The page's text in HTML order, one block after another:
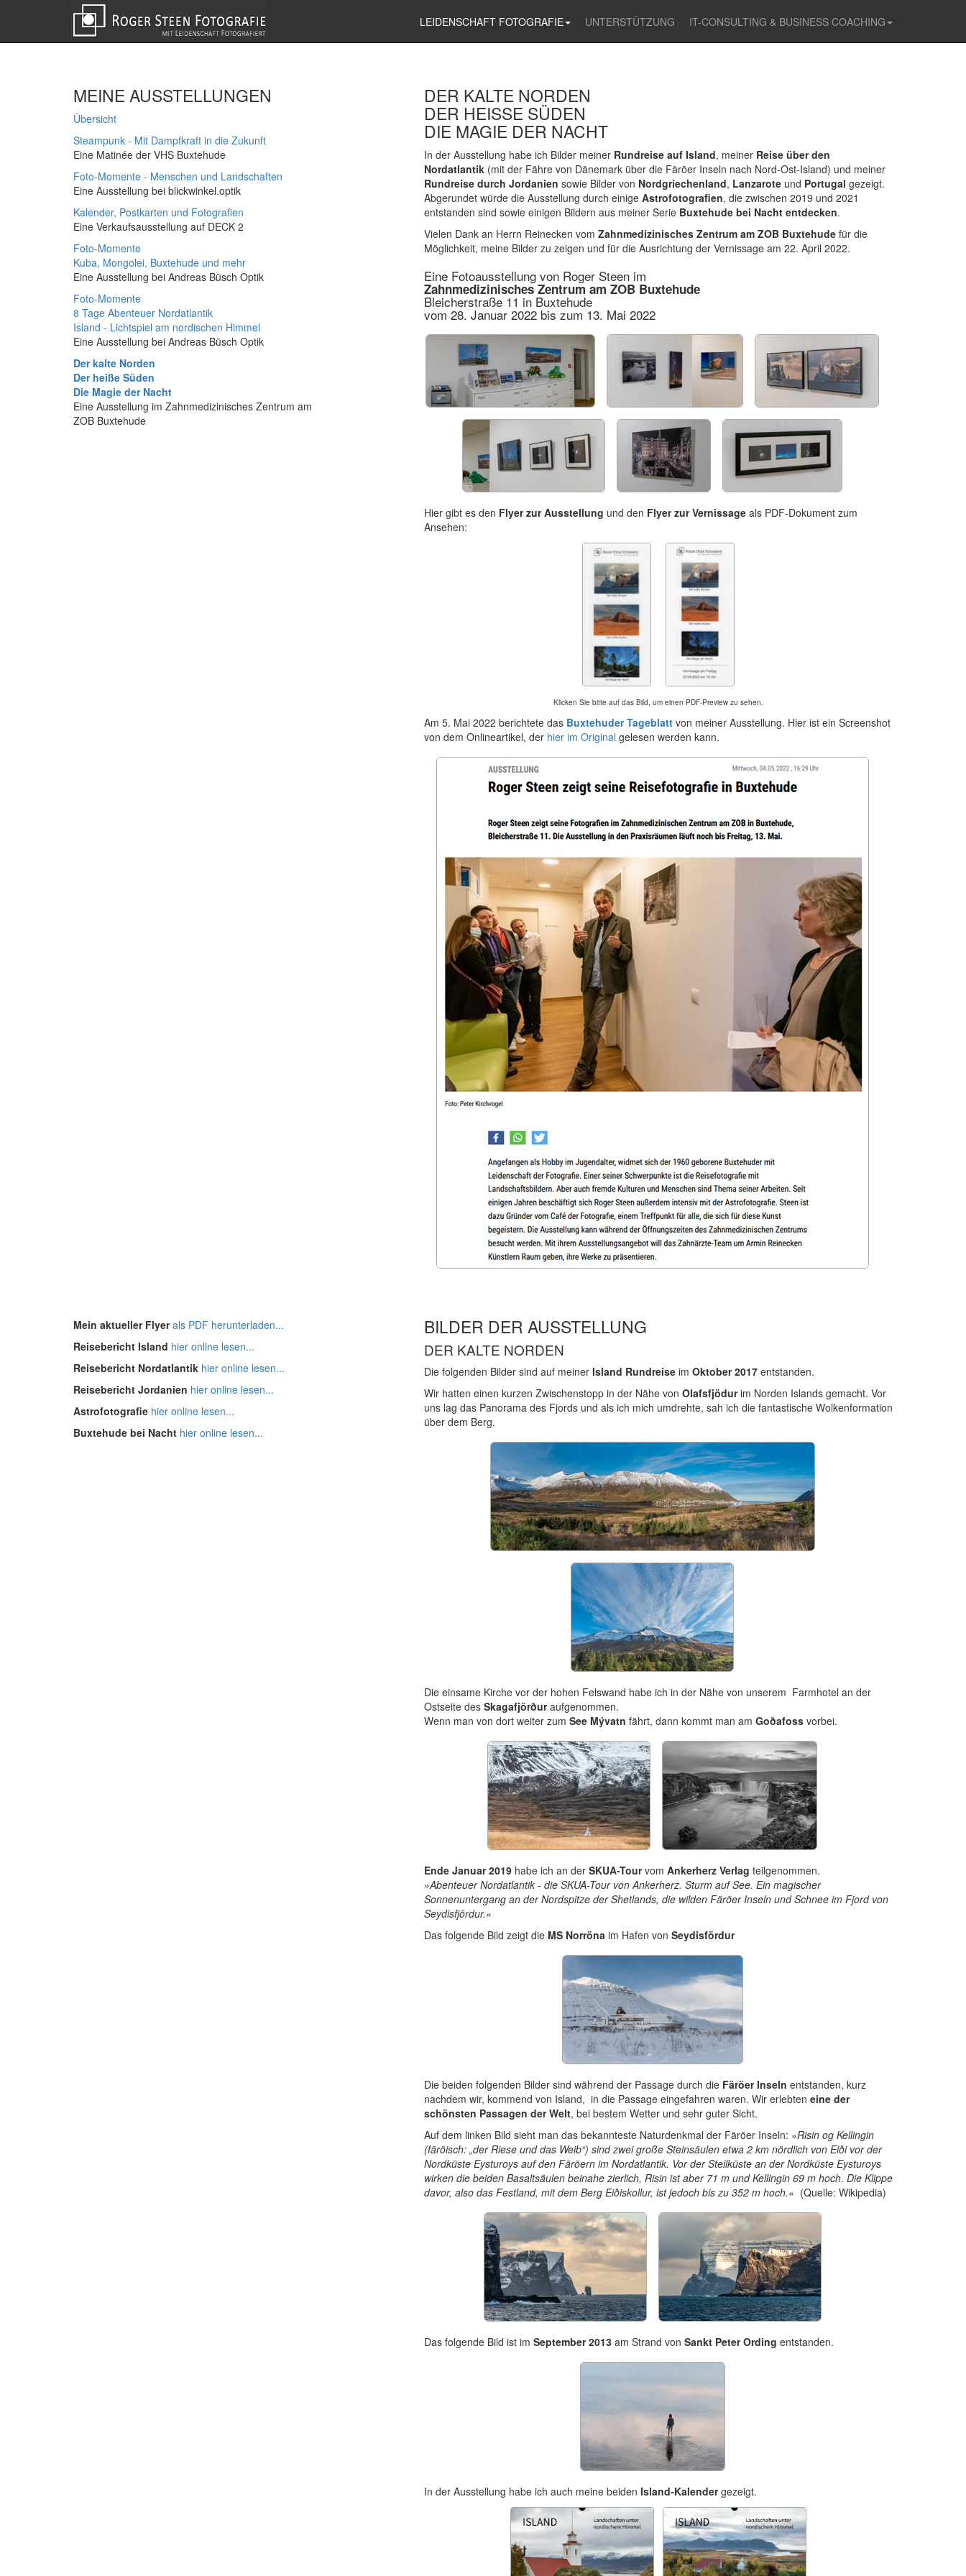
LEIDENSCHAFT FOTOGRAFIE UNTERSTÜTZUNG IT-CONSULTING & BUSINESS COACHING
MEINE AUSSTELLUNGEN
Übersicht
Steampunk - Mit Dampfkraft in die Zukunft
Eine Matinée der VHS Buxtehude
Foto-Momente - Menschen und Landschaften
Eine Ausstellung bei blickwinkel.optik
Kalender, Postkarten und Fotografien
Eine Verkaufsausstellung auf DECK 2
Foto-Momente
Kuba, Mongolei, Buxtehude und mehr
Eine Ausstellung bei Andreas Büsch Optik
Foto-Momente
8 Tage Abenteuer Nordatlantik
Island - Lichtspiel am nordischen Himmel
Eine Ausstellung bei Andreas Büsch Optik
Der kalte Norden
Der heiße Süden
Die Magie der Nacht
Eine Ausstellung im Zahnmedizinisches Zentrum am
ZOB Buxtehude
DER KALTE NORDEN
DER HEISSE SÜDEN
DIE MAGIE DER NACHT
In der Ausstellung habe ich Bilder meiner Rundreise auf Island, meiner Reise über den
Nordatlantik(mit der Fähre von Dänemark über die Färöer Inseln nach Nord-Ost-Island) und meiner
Rundreise durch Jordanien sowie Bilder von Nordgriechenland, Lanzaroteund Portugal gezeigt.
Abgerundet würde die Ausstellung durch einige Astrofotografien, die zwischen 2019 und 2021
entstanden sind sowie einigen Bildern aus meiner Serie Buxtehude bei Nacht entdecken.
Vielen Dank an Herrn Reinecken vom Zahnmedizinisches Zentrum am ZOB Buxtehudefür die
Möglichkeit, meine Bilder zu zeigen und für die Ausrichtung der Vernissage am 22. April 2022.
Eine Fotoausstellung von Roger Steen im
Zahnmedizinisches Zentrum am ZOB Buxtehude
Bleicherstraße 11 in Buxtehude
vom 28. Januar 2022 bis zum 13. Mai 2022
Hier gibt es den Flyer zur Ausstellung und den Flyer zur Vernissageals PDF-Dokument zum
Ansehen:
Klicken Sie bitte auf das Bild, um einen PDF-Preview zu sehen.
Am 5. Mai 2022 berichtete das Buxtehuder Tageblattvon meiner Ausstellung. Hier ist ein Screenshot
von dem Onlineartikel, der hier im Original gelesen werden kann.
Mein aktueller Flyer als PDF herunterladen...
Reisebericht Island hier online lesen...
Reisebericht Nordatlantik hier online lesen...
Reisebericht Jordanien hier online lesen...
Astrofotografie hier online lesen...
Buxtehude bei Nacht hier online lesen...
BILDER DER AUSSTELLUNG
DER KALTE NORDEN
Die folgenden Bilder sind auf meiner Island Rundreiseim Oktober 2017entstanden.
Wir hatten einen kurzen Zwischenstopp in der Nähe von Olafsfjödurim Norden Islands gemacht. Vor
uns lag das Panorama des Fjords und als ich mich umdrehte, sah ich die fantastische Wolkenformation
über dem Berg.
Die einsame Kirche vor der hohen Felswand habe ich in der Nähe von unserem Farmhotel an der
Ostseite des Skagafjörðuraufgenommen.
Wenn man von dort weiter zum See Mývatn fährt, dann kommt man am Goðafoss vorbei.
Ende Januar 2019habe ich an derSKUA-Tourvom Ankerherz Verlag teilgenommen.
»Abenteuer Nordatlantik - die SKUA-Tour von Ankerherz. Sturm auf See. Ein magischer
Sonnenuntergang an der Nordspitze der Shetlands, die wilden Färöer Inseln und Schnee im Fjord von
Seydisfjördur.«
Das folgende Bild zeigt die MS Norrönaim Hafen von Seydisfördur
Die beiden folgenden Bilder sind während der Passage durch die Färöer Inseln entstanden, kurz
nachdem wir, kommend von Island, in die Passage eingefahren waren. Wir erlebten eine der
schönsten Passagen der Welt, bei bestem Wetter und sehr guter Sicht.
Auf dem linken Bild sieht man das bekannteste Naturdenkmal der Färöer Inseln: »Risin og Kellingin
(färöisch: „der Riese und das Weib“) sind zwei große Steinsäulen etwa 2 km nördlich von Eiði vor der
Nordküste Eysturoys auf den Färöern im Nordatlantik. Vor der Steilküste an der Nordküste Eysturoys
wirken die beiden Basaltsäulen beinahe zierlich, Risin ist aber 71 m und Kellingin 69 m hoch. Die Klippe
davor, also das Festland, mit dem Berg Eiðiskollur, ist jedoch bis zu 352 m hoch.« (Quelle: Wikipedia)
Das folgende Bild ist im September 2013am Strand von Sankt Peter Ording entstanden.
In der Ausstellung habe ich auch meine beiden Island-Kalendergezeigt.